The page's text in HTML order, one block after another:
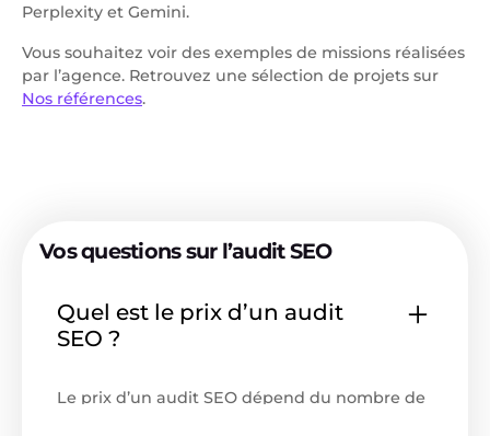
Perplexity et Gemini.
Vous souhaitez voir des exemples de missions réalisées
par l’agence. Retrouvez une sélection de projets sur
Nos références.
Vos questions sur l’audit SEO
Quel est le prix d’un audit
SEO ?
Le prix d’un audit SEO dépend du nombre de